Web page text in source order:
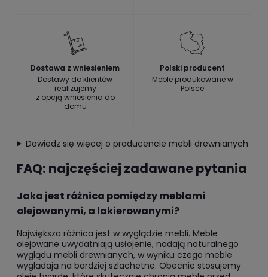
Dostawa z wniesieniem
Dostawy do klientów
realizujemy
z opcją wniesienia do
domu
Polski producent
Meble produkowane w
Polsce
Dowiedz się więcej o producencie mebli drewnianych
FAQ: najczęściej zadawane pytania
Jaka jest różnica pomiędzy meblami
olejowanymi, a lakierowanymi?
Największa różnica jest w wyglądzie mebli. Meble
olejowane uwydatniają usłojenie, nadają naturalnego
wyglądu mebli drewnianych, w wyniku czego meble
wyglądają na bardziej szlachetne. Obecnie stosujemy